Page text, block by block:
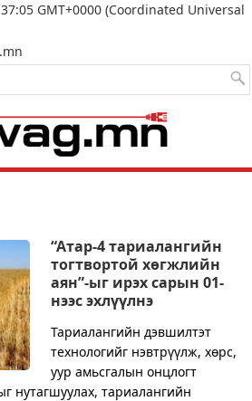
GMT+0000 (Coordinated Universal
“Атар-4 тариалангийн
тогтвортой хөгжлийн
аян”-ыг ирэх сарын 01-
нээс эхлүүлнэ
Тариалангийн дэвшилтэт
технологийг нэвтрүүлж, хөрс,
уур амьсгалын онцлогт
нутагшуулах, тариалангийн